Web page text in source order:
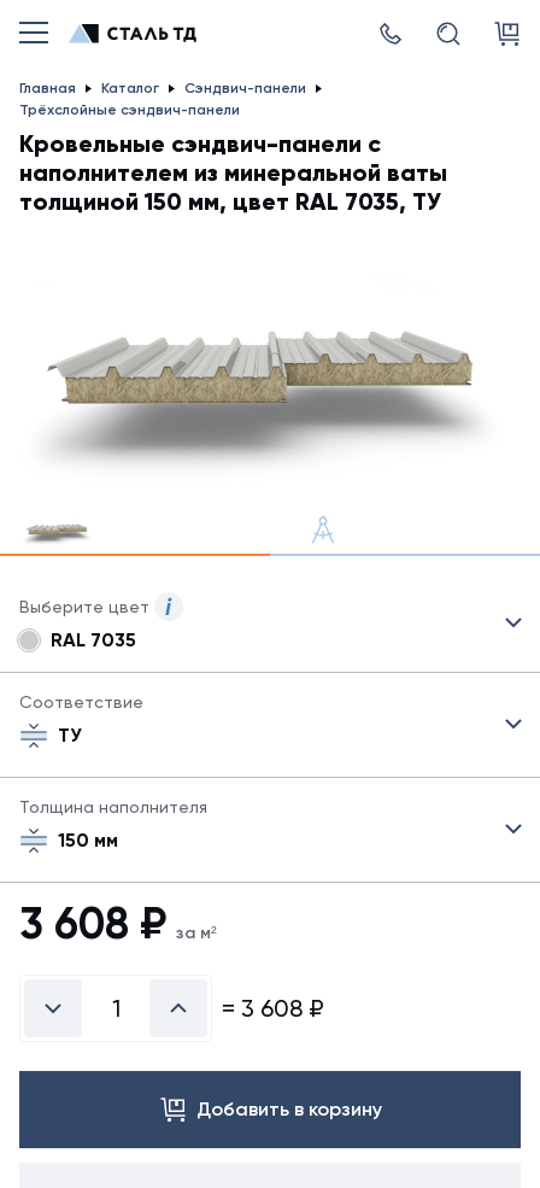
Главная Каталог
Сэндвич-панели
Трёхслойные сэндвич-панели
Кровельные сэндвич-панели с
наполнителем из минеральной ваты
толщиной 150 мм, цвет RAL 7035, ТУ
Выберите цвет
сэндвич-
все
Для
заказа
другого
цвета
в
RAL 7035
Соответствие
ТУ
Толщина наполнителя
150 мм
3 608 ₽ за м²
= 3 608 ₽
Добавить в корзину